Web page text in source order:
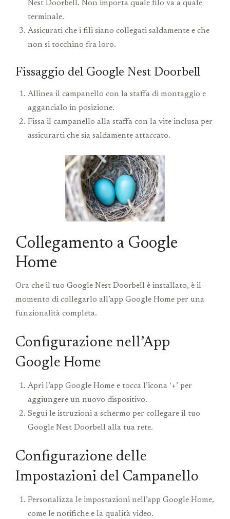
Nest Doorbell. Non importa quale filo va a quale
terminale.
Assicurati che i fili siano collegati saldamente e che
non si tocchino fra loro.
Fissaggio del Google Nest Doorbell
Allinea il campanello con la staffa di montaggio e
aggancialo in posizione.
Fissa il campanello alla staffa con la vite inclusa per
assicurarti che sia saldamente attaccato.
Collegamento a Google
Home
Ora che il tuo Google Nest Doorbell è installato, è il
momento di collegarlo all’app Google Home per una
funzionalità completa.
Configurazione nell’App
Google Home
Apri l’app Google Home e tocca l’icona ‘+’ per
aggiungere un nuovo dispositivo.
Segui le istruzioni a schermo per collegare il tuo
Google Nest Doorbell alla tua rete.
Configurazione delle
Impostazioni del Campanello
Personalizza le impostazioni nell’app Google Home,
come le notifiche e la qualità video.